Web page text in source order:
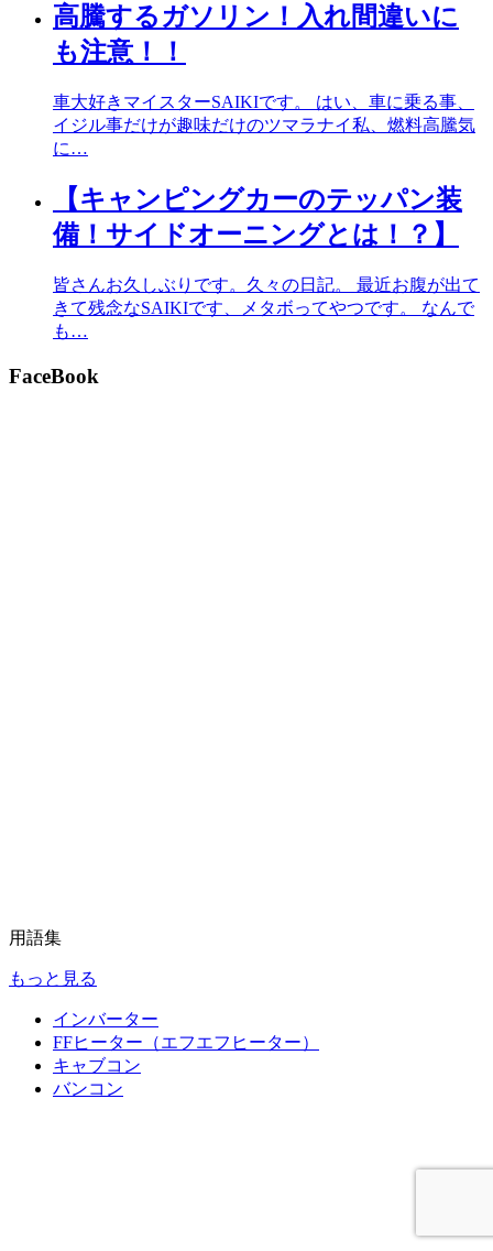
高騰するガソリン！入れ間違いに
も注意！！
車大好きマイスターSAIKIです。 はい、車に乗る事、
イジル事だけが趣味だけのツマラナイ私、燃料高騰気
に…
【キャンピングカーのテッパン装
備！サイドオーニングとは！？】
皆さんお久しぶりです。久々の日記。 最近お腹が出て
きて残念なSAIKIです、メタボってやつです。 なんで
も…
FaceBook
用語集
もっと見る
インバーター
FFヒーター（エフエフヒーター）
キャブコン
バンコン